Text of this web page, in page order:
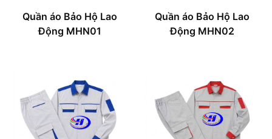
Quần áo Bảo Hộ Lao
Động MHN01
Quần áo Bảo Hộ Lao
Động MHN02